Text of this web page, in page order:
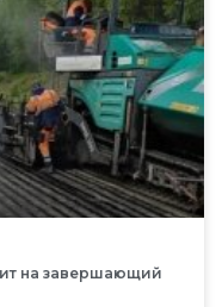
на завершающий